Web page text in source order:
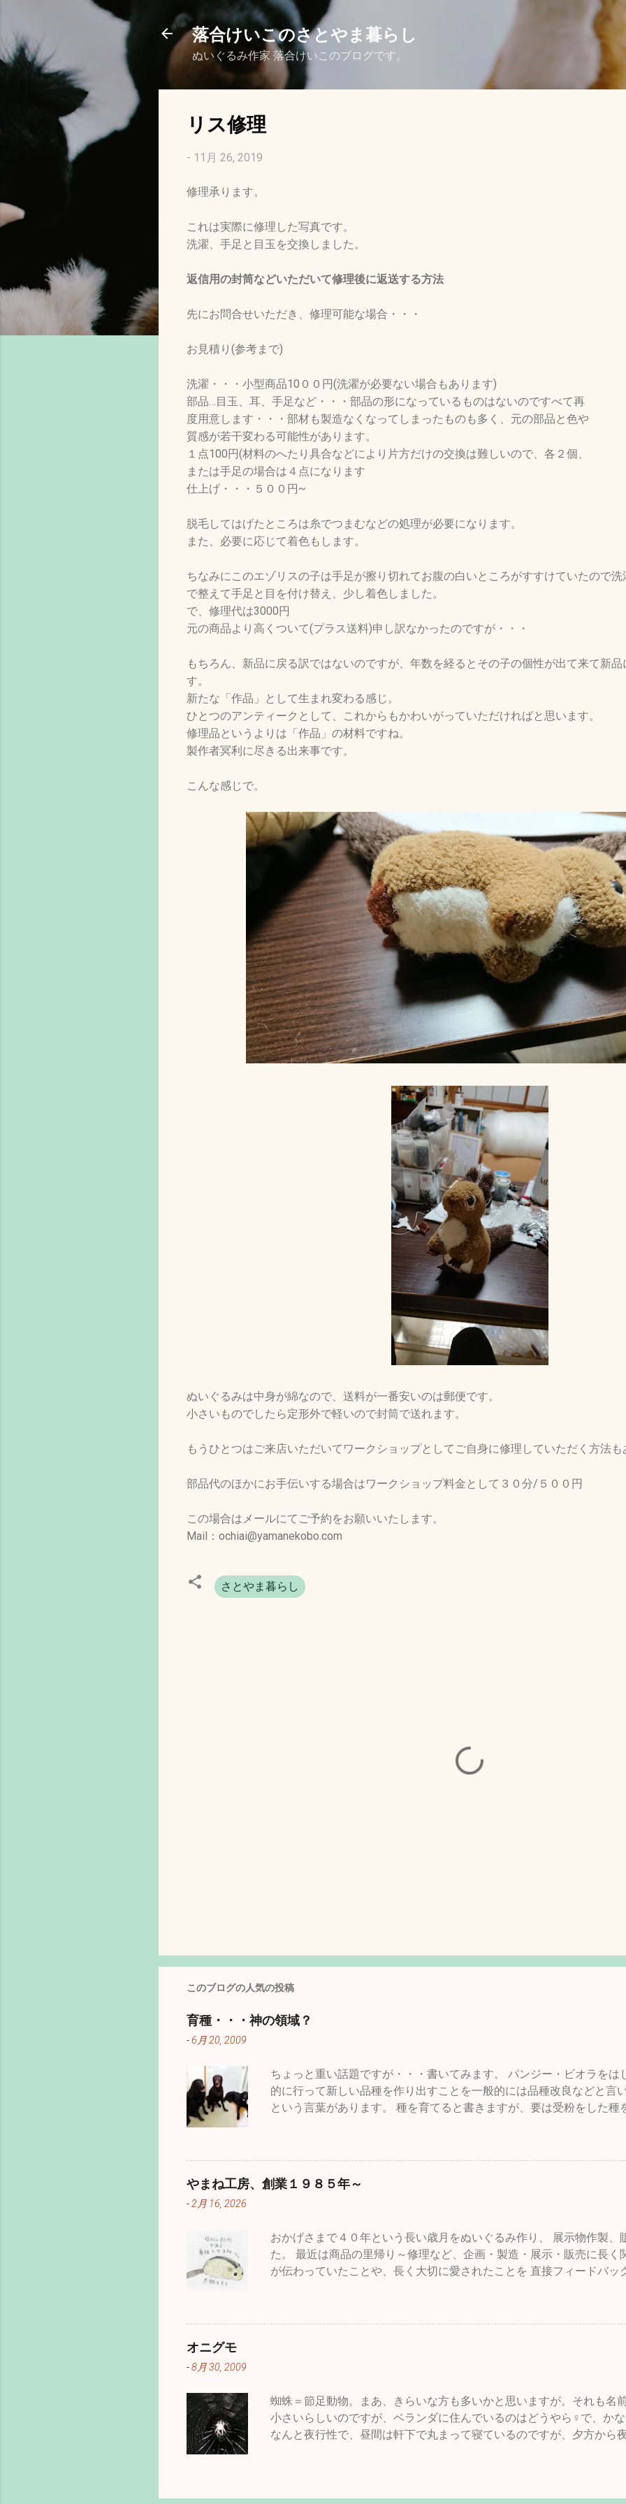
スキップしてメイン コンテンツに移動
落合けいこのさとやま暮らし
ぬいぐるみ作家 落合けいこのブログです。
リス修理
- 11月 26, 2019
修理承ります。
これは実際に修理した写真です。
洗濯、手足と目玉を交換しました。
返信用の封筒などいただいて修理後に返送する方法
先にお問合せいただき、修理可能な場合・・・
お見積り(参考まで)
洗濯・・・小型商品10００円(洗濯が必要ない場合もあります)
部品…目玉、耳、手足など・・・部品の形になっているものはないのですべて再
度用意します・・・部材も製造なくなってしまったものも多く、元の部品と色や
質感が若干変わる可能性があります。
１点100円(材料のへたり具合などにより片方だけの交換は難しいので、各２個、
または手足の場合は４点になります
仕上げ・・・５００円~
脱毛してはげたところは糸でつまむなどの処理が必要になります。
また、必要に応じて着色もします。
ちなみにこのエゾリスの子は手足が擦り切れてお腹の白いところがすすけていたので
で整えて手足と目を付け替え、少し着色しました。
で、修理代は3000円
元の商品より高くついて(プラス送料)申し訳なかったのですが・・・
もちろん、新品に戻る訳ではないのですが、年数を経るとその子の個性が出て来て新品
す。
新たな「作品」として生まれ変わる感じ。
ひとつのアンティークとして、これからもかわいがっていただければと思います。
修理品というよりは「作品」の材料ですね。
製作者冥利に尽きる出来事です。
こんな感じで。
ぬいぐるみは中身が綿なので、送料が一番安いのは郵便です。
小さいものでしたら定形外で軽いので封筒で送れます。
もうひとつはご来店いただいてワークショップとしてご自身に修理していただく方法も
部品代のほかにお手伝いする場合はワークショップ料金として３０分/５００円
この場合はメールにてご予約をお願いいたします。
Mail：ochiai@yamanekobo.com
さとやま暮らし
このブログの人気の投稿
育種・・・神の領域？
-6月 20, 2009
ちょっと重い話題ですが・・・書いてみます。 パンジー・ビオラをは
的に行って新しい品種を作り出すことを一般的には品種改良などと言
という言葉があります。 種を育てると書きますが、要は受粉をした種
病気に強いものを作ったり、収穫期を早めたり、つまり利用する人た
いうことで品種改良とも言うわけです。 もちろん、収穫量を減らした
マイナスの方向にたいしての育種というのはある意味ありえませんが
けでなく花で言えばいろいろな色のものを作るとか、大輪や逆に小輪
かたちで一緒に過ごした歴史の長いいきものたちはそのように育種さ
わり頃のことです。新聞の番組表の中に「世界のドキュメンタリー」
した。内容が犬の遺伝病に関するものだったので、深夜だったのです
テッド・レトリバーの「デイジー」とそのこどもたちの一部をたぶん
よって失ったのはここ数年のことです。そして、日本ではまだそのよ
ったものを求める傾向はアメリカでは顕著で、固定（概ね遺伝的に劣
世代を繰り返しても表現させること）するために近親交配を繰り返す
る。だが、愛犬家の国イギリスや、ドイツでは特にそのような生物の
種は避けられている・・・というものだったのに、それがみごとにひ
やまね工房、創業１９８５年～
-2月 16, 2026
おかげさまで４０年という長い歳月をぬいぐるみ作り、 展示物作製、
た。 最近は商品の里帰り～修理など、企画・製造・展示・販売に長く
が伝わっていたことや、長く大切に愛されたことを 直接フィードバッ
ても意味のあることでした。 まだ、少しだけ残っている材料で クラ
のシマフクロウひなを細々スタッフが製作中ですが・・・ 昨年の初夏
オニグモ
-8月 30, 2009
蜘蛛＝節足動物。まあ、きらいな方も多いかと思いますが。それも名
小さいらしいのですが、ベランダに住んでいるのはどうやら♀で、か
なんと夜行性で、昼間は軒下で丸まって寝ているのですが、夕方から
蛛の巣って張ったらずっとそこにあると思っていませんか？もちろん